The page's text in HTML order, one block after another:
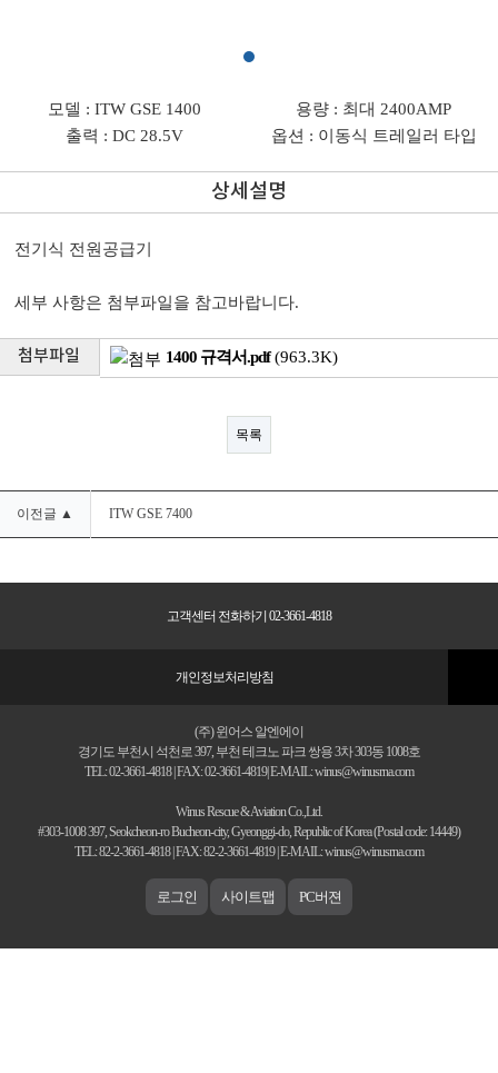
모델 : ITW GSE 1400
용량 : 최대 2400AMP
출력 : DC 28.5V
옵션 : 이동식 트레일러 타입
상세설명
전기식 전원공급기
세부 사항은 첨부파일을 참고바랍니다.
첨부파일 1400 규격서.pdf(963.3K)
목록
이전글 ▲ ITW GSE 7400
고객센터 전화하기 02-3661-4818
개인정보처리방침
(주) 윈어스 알엔에이
경기도 부천시 석천로 397, 부천 테크노 파크 쌍용 3차 303동 1008호
TEL: 02-3661-4818 | FAX: 02-3661-4819| E-MAIL: winus@winusrna.com
Winus Rescue & Aviation Co.,Ltd.
#303-1008 397, Seokcheon-ro Bucheon-city, Gyeonggi-do, Republic of Korea (Postal code: 14449)
TEL: 82-2-3661-4818 | FAX: 82-2-3661-4819 | E-MAIL: winus@winusrna.com
로그인 사이트맵 PC버젼